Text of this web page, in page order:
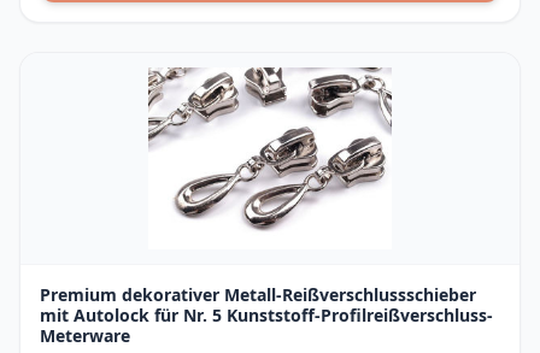
Premium dekorativer Metall-Reißverschlussschieber
mit Autolock für Nr. 5 Kunststoff-Profilreißverschluss-
Meterware